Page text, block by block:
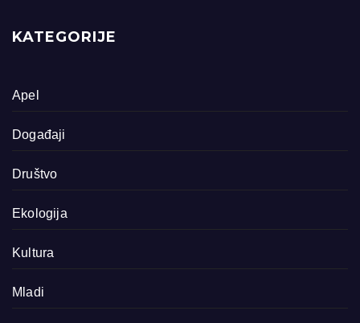
KATEGORIJE
Apel
Događaji
Društvo
Ekologija
Kultura
Mladi